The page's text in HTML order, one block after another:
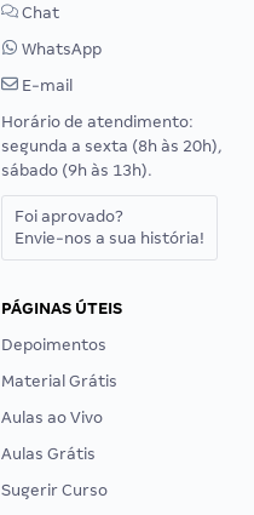
Chat
WhatsApp
E-mail
Horário de atendimento:
segunda a sexta (8h às 20h),
sábado (9h às 13h).
Foi aprovado?
Envie-nos a sua história!
PÁGINAS ÚTEIS
Depoimentos
Material Grátis
Aulas ao Vivo
Aulas Grátis
Sugerir Curso